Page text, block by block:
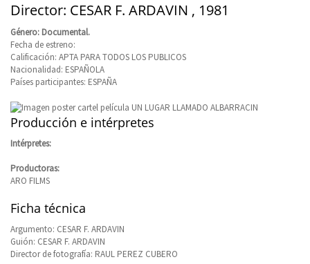
Director: CESAR F. ARDAVIN , 1981
Género: Documental.
Fecha de estreno:
Calificación: APTA PARA TODOS LOS PUBLICOS
Nacionalidad: ESPAÑOLA
Países participantes: ESPAÑA
Producción e intérpretes
Intérpretes:
Productoras:
ARO FILMS
Ficha técnica
Argumento: CESAR F. ARDAVIN
Guión: CESAR F. ARDAVIN
Director de fotografía: RAUL PEREZ CUBERO